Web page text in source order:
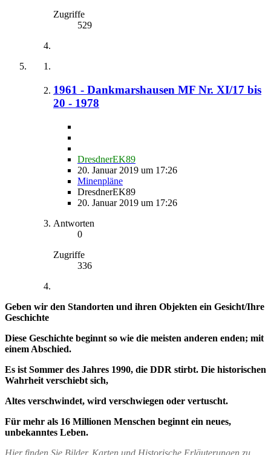
Zugriffe
529
1961 - Dankmarshausen MF Nr. XI/17 bis
20 - 1978
DresdnerEK89
20. Januar 2019 um 17:26
Minenpläne
DresdnerEK89
20. Januar 2019 um 17:26
Antworten
0
Zugriffe
336
Geben wir den Standorten und ihren Objekten ein Gesicht/Ihre
Geschichte
Diese Geschichte beginnt so wie die meisten anderen enden; mit
einem Abschied.
Es ist Sommer des Jahres 1990, die DDR stirbt. Die historischen
Wahrheit verschiebt sich,
Altes verschwindet, wird verschwiegen oder vertuscht.
Für mehr als 16 Millionen Menschen beginnt ein neues,
unbekanntes Leben.
Hier finden Sie Bilder, Karten und Historische Erläuterungen zu